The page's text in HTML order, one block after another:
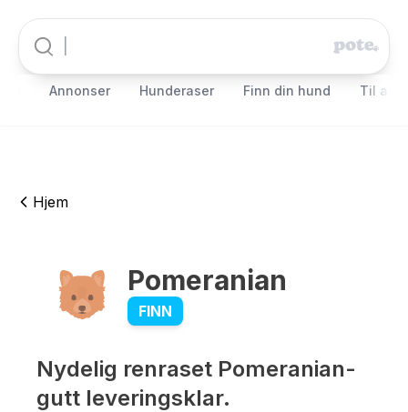
Annonser Hunderaser Finn din hund Til
Hjem
INAKTIV Pomeranian
FINN
Nydelig renraset Pomeranian-
gutt leveringsklar.